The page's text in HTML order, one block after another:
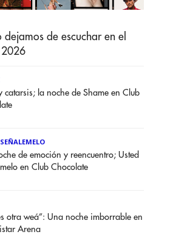
dejamos de escuchar en el
2026
catarsis; la noche de Shame en Club
de emoción y reencuentro; Usted
en Club Chocolate
otra weá”: Una noche imborrable en
Arena